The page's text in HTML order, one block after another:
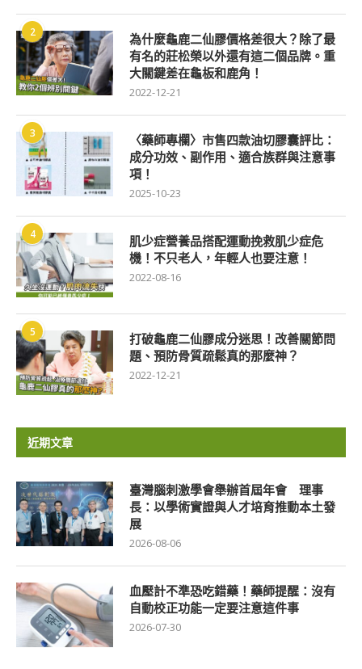
2
為什麼龜鹿二仙膠價格差很大？除了最
有名的莊松榮以外還有這二個品牌。重
大關鍵差在龜板和鹿角！
2022-12-21
3
〈藥師專欄〉市售四款油切膠囊評比：
成分功效、副作用、適合族群與注意事
項！
2025-10-23
4
肌少症營養品搭配運動挽救肌少症危
機！不只老人，年輕人也要注意！
2022-08-16
5
打破龜鹿二仙膠成分迷思！改善關節問
題、預防骨質疏鬆真的那麼神？
2022-12-21
近期文章
臺灣腦刺激學會舉辦首屆年會 理事
長：以學術實證與人才培育推動本土發
展
2026-08-06
血壓計不準恐吃錯藥！藥師提醒：沒有
自動校正功能一定要注意這件事
2026-07-30